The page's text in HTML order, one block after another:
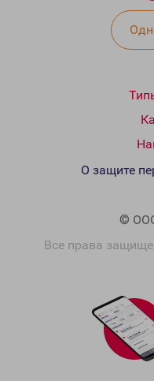
©
Все права
О защите